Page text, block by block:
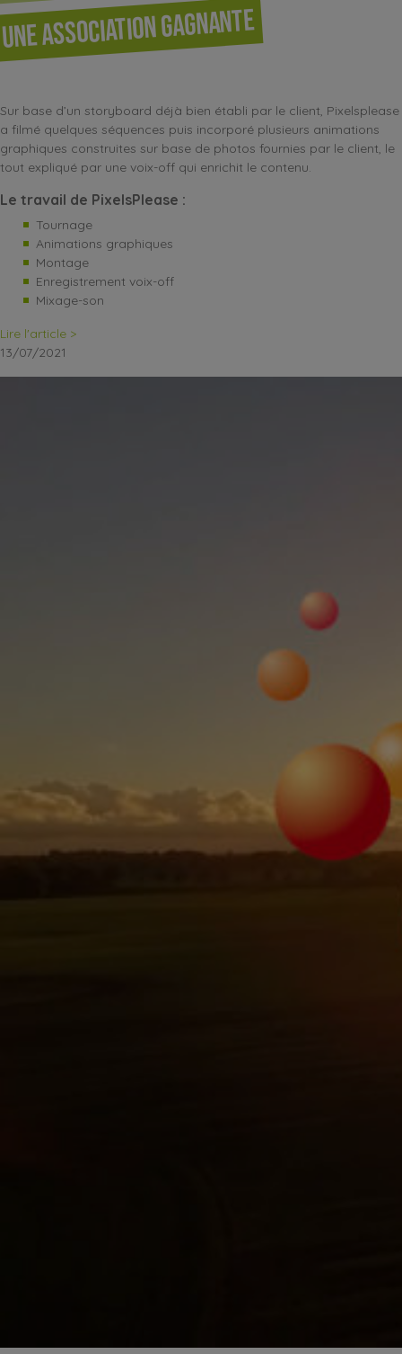
une association gagnante
Sur base d’un storyboard déjà bien établi par le client, Pixelsplease
a filmé quelques séquences puis incorporé plusieurs animations
graphiques construites sur base de photos fournies par le client, le
tout expliqué par une voix-off qui enrichit le contenu.
Le travail de PixelsPlease :
Tournage
Animations graphiques
Montage
Enregistrement voix-off
Mixage-son
Lire l'article >
13/07/2021